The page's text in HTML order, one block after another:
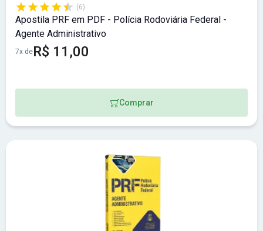
(6)
Apostila PRF em PDF - Polícia Rodoviária Federal -
Agente Administrativo
7x deR$ 11,00
Comprar